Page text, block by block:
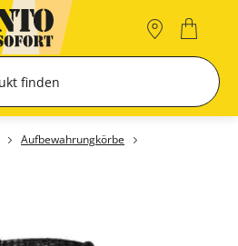
Aufbewahrungkörbe